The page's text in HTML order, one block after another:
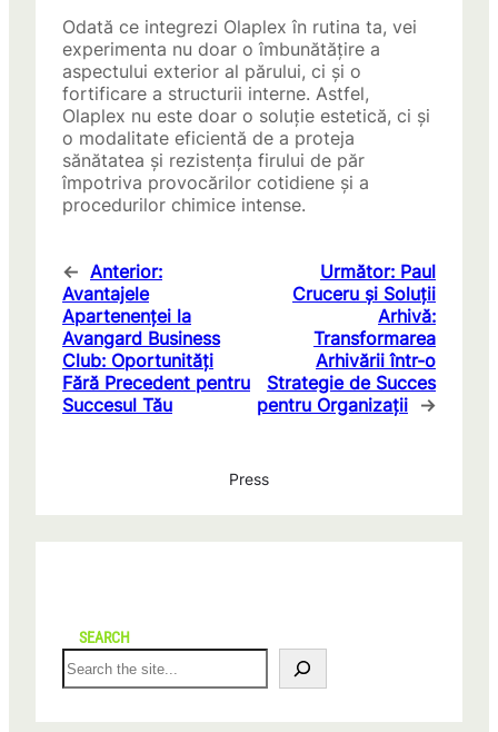
Odată ce integrezi Olaplex în rutina ta, vei
experimenta nu doar o îmbunătățire a
aspectului exterior al părului, ci și o
fortificare a structurii interne. Astfel,
Olaplex nu este doar o soluție estetică, ci și
o modalitate eficientă de a proteja
sănătatea și rezistența firului de păr
împotriva provocărilor cotidiene și a
procedurilor chimice intense.
← Anterior:
Avantajele
Apartenenței la
Avangard Business
Club: Oportunități
Fără Precedent pentru
Succesul Tău
Următor: Paul
Cruceru și Soluții
Arhivă:
Transformarea
Arhivării într-o
Strategie de Succes
pentru Organizații →
Press
SEARCH
S
e
r